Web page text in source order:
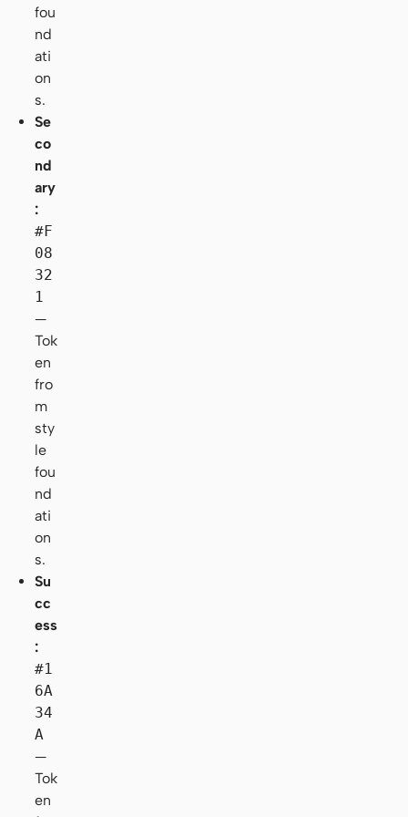
fou
nd
ati
on
s.
Se
co
nd
ary
:
#F
08
32
1
—
Tok
en
fro
m
sty
le
fou
nd
ati
on
s.
Su
cc
ess
:
#1
6A
34
A
—
Tok
en